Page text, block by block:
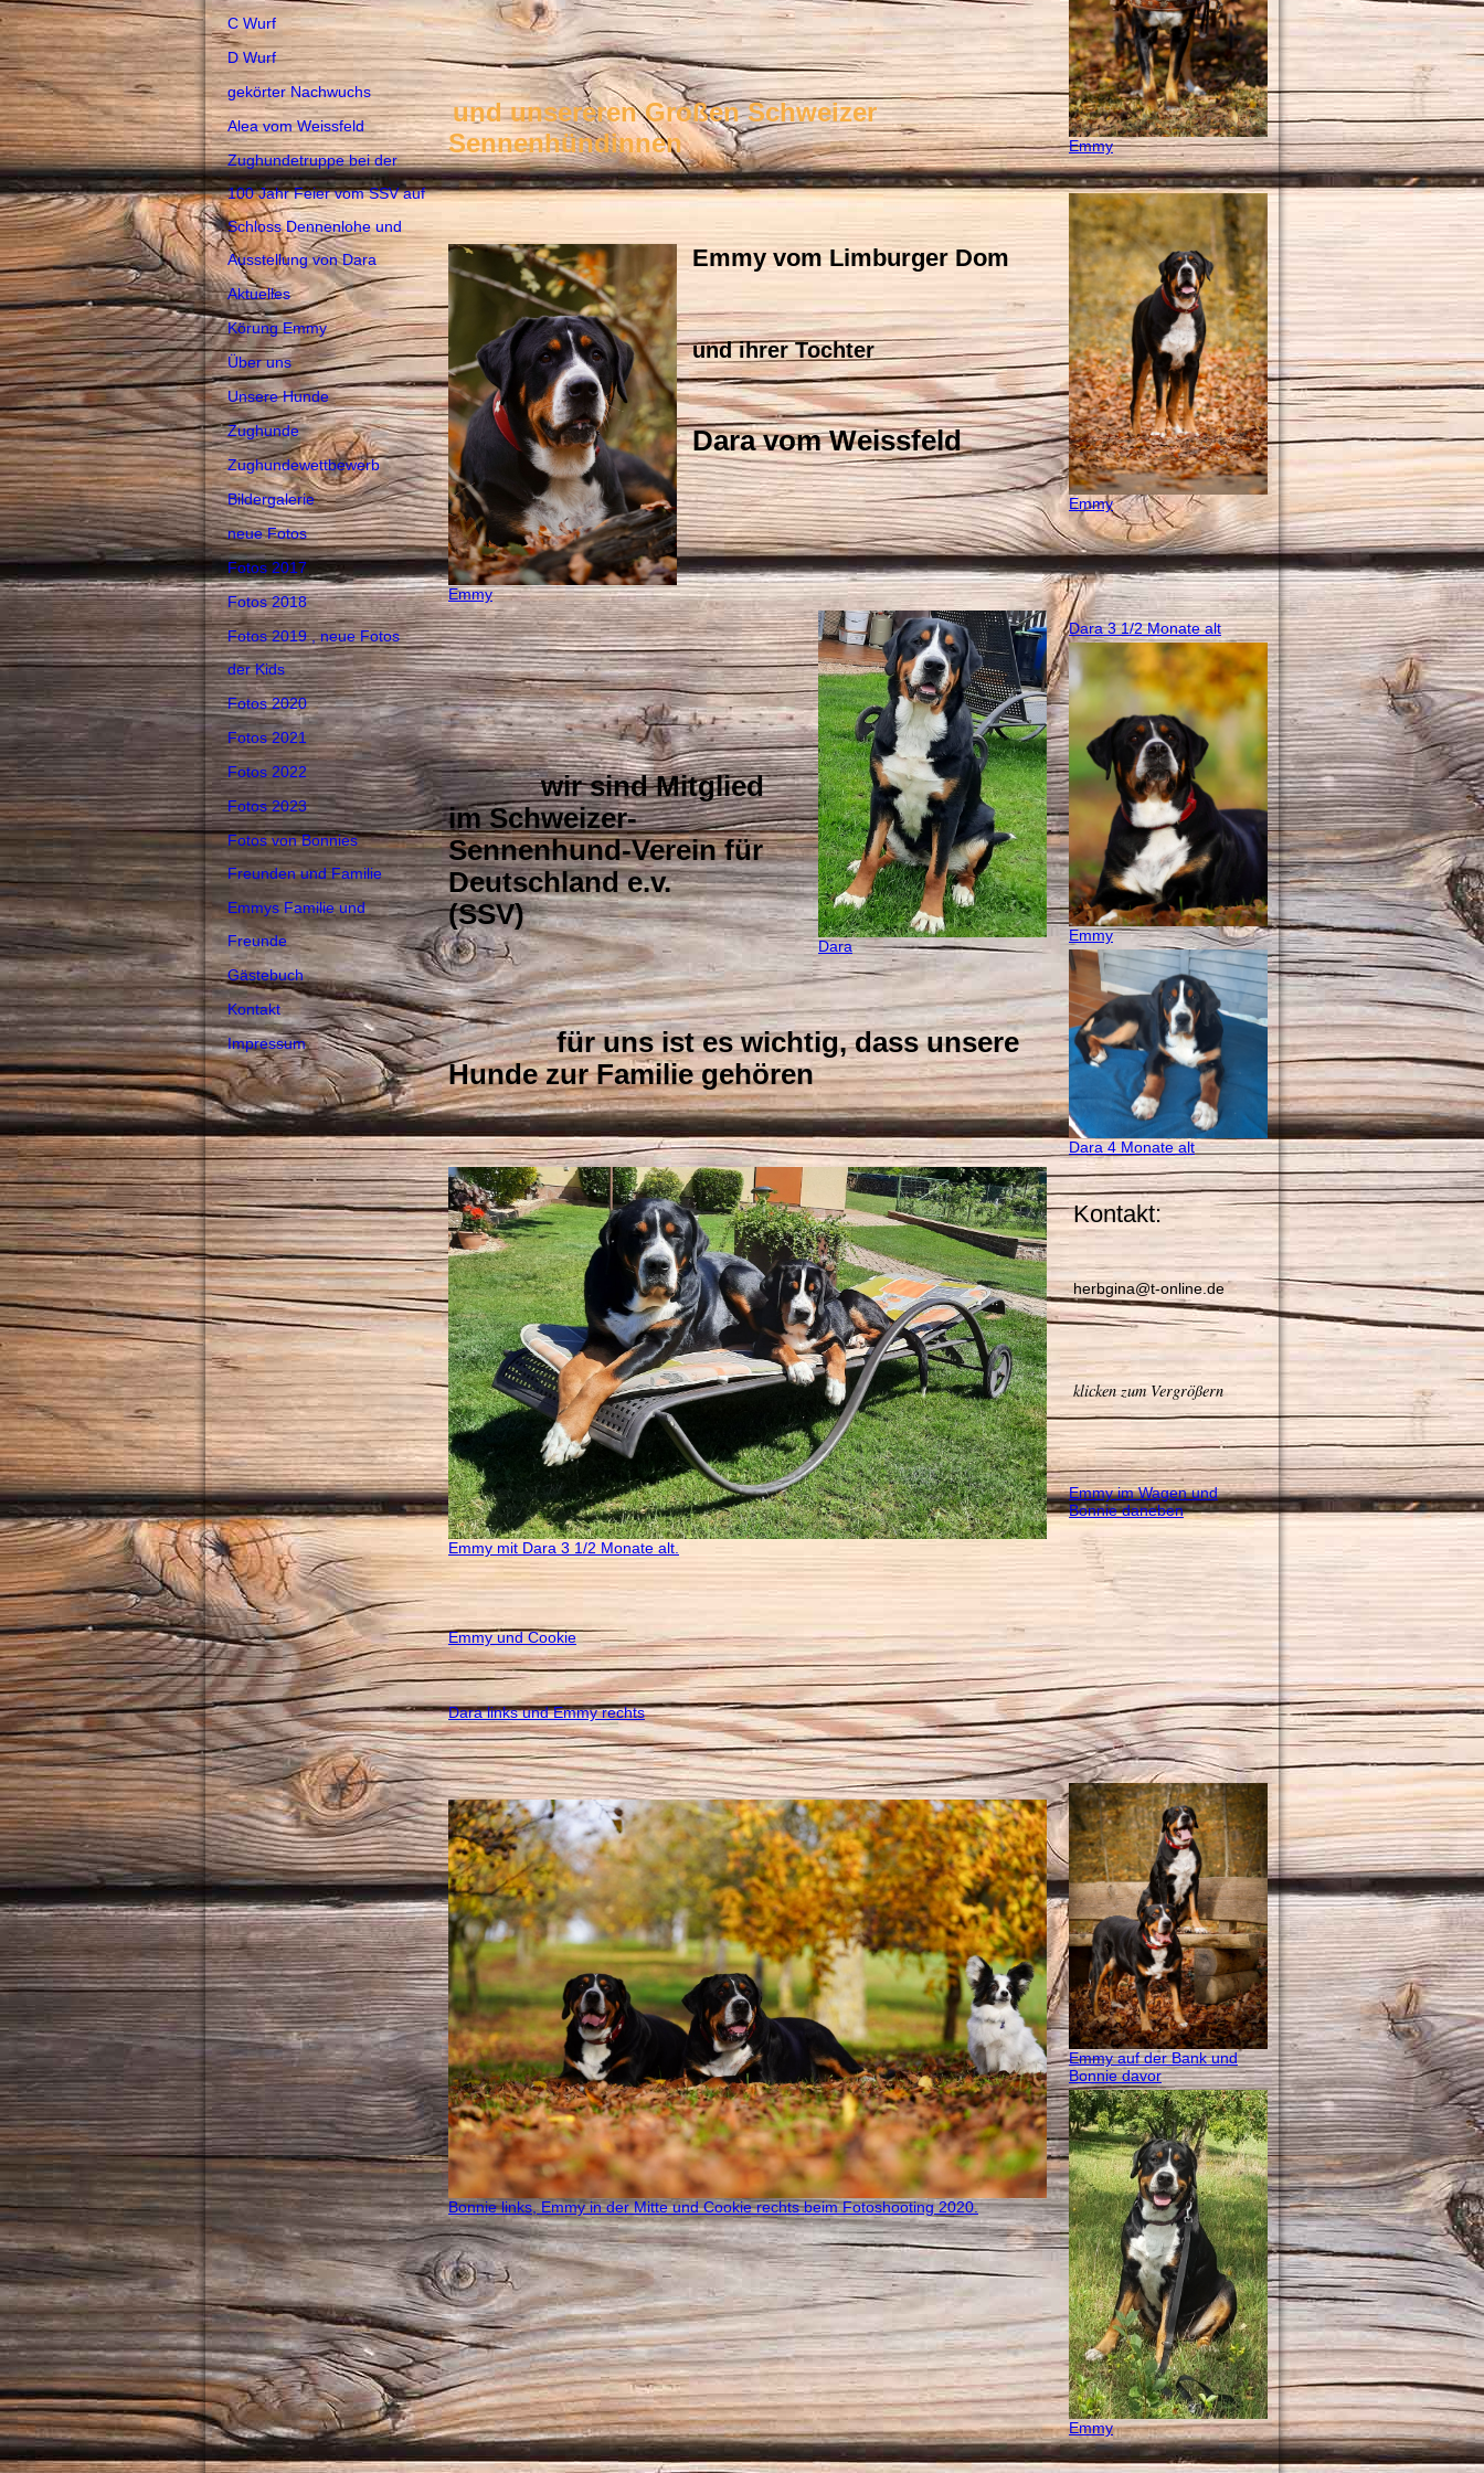
C Wurf
D Wurf
gekörter Nachwuchs
Alea vom Weissfeld
Zughundetruppe bei der
100 Jahr Feier vom SSV auf
Schloss Dennenlohe und
Ausstellung von Dara
Aktuelles
Körung Emmy
Über uns
Unsere Hunde
Zughunde
Zughundewettbewerb
Bildergalerie
neue Fotos
Fotos 2017
Fotos 2018
Fotos 2019 , neue Fotos
der Kids
Fotos 2020
Fotos 2021
Fotos 2022
Fotos 2023
Fotos von Bonnies
Freunden und Familie
Emmys Familie und
Freunde
Gästebuch
Kontakt
Impressum
und unsereren Großen Schweizer
Sennenhündinnen
Emmy
Emmy vom Limburger Dom
und ihrer Tochter
Dara vom Weissfeld
Dara
wir sind Mitglied
im Schweizer-
Sennenhund-Verein für
Deutschland e.v.
(SSV)
für uns ist es wichtig, dass unsere
Hunde zur Familie gehören
Emmy mit Dara 3 1/2 Monate alt.
Emmy und Cookie
Dara links und Emmy rechts
Bonnie links, Emmy in der Mitte und Cookie rechts beim Fotoshooting 2020.
Emmy
Emmy
Dara 3 1/2 Monate alt
Emmy
Dara 4 Monate alt
Kontakt:
herbgina@t-online.de
klicken zum Vergrößern
Emmy im Wagen und
Bonnie daneben
Emmy auf der Bank und
Bonnie davor
Emmy